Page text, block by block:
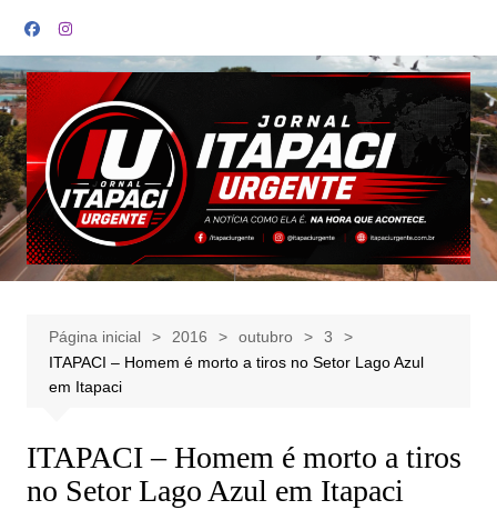
para
o
conteúdo
Página inicial 2016 outubro
3
ITAPACI – Homem é morto a tiros no Setor Lago Azul
em Itapaci
ITAPACI – Homem é morto a tiros
no Setor Lago Azul em Itapaci